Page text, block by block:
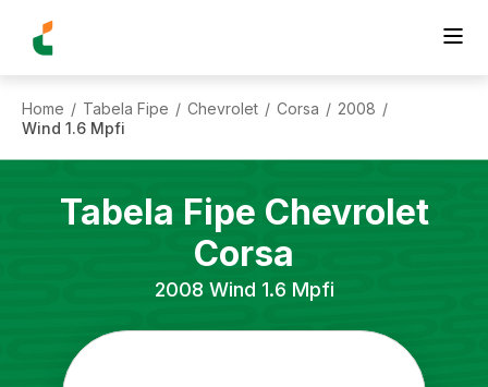
Home / Tabela Fipe / Chevrolet / Corsa / 2008 /
Wind 1.6 Mpfi
Tabela Fipe Chevrolet
Corsa
2008 Wind 1.6 Mpfi